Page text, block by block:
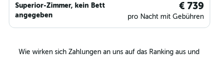
Superior-Zimmer, kein Bett
angegeben
€ 739
pro Nacht mit Gebühren
Wie wirken sich Zahlungen an uns auf das Ranking aus und